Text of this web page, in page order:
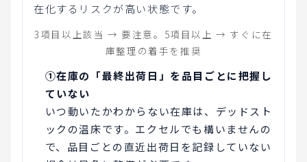
在化するリスクが高い状態です。
3項目以上該当 → 要注意。5項目以上 → すぐに在
庫整理の着手を推奨
①在庫の「最終出荷日」を品目ごとに把握し
ていない
いつ動いたかわからない在庫は、デッドスト
ックの温床です。エクセルでも構いませんの
で、品目ごとの直近出荷日を記録していない